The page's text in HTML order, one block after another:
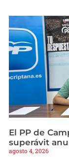
El PP de
superávit
agosto 4, 2026